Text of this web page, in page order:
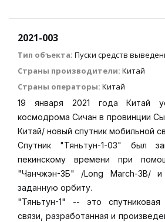
2021-003
Тип объекта: Пуски средств
Страны производители: Китай
Страны операторы: Китай
19 января 2021 года Китай
космодрома Сичан в провинции
Китай/ новый спутник мобильной
Спутник "Тяньтун-1-03" был
пекинскому времени при
"Чанчжэн-3Б" /Long March-3B/
заданную орбиту.
"Тяньтун-1" -- это
связи, разработанная и